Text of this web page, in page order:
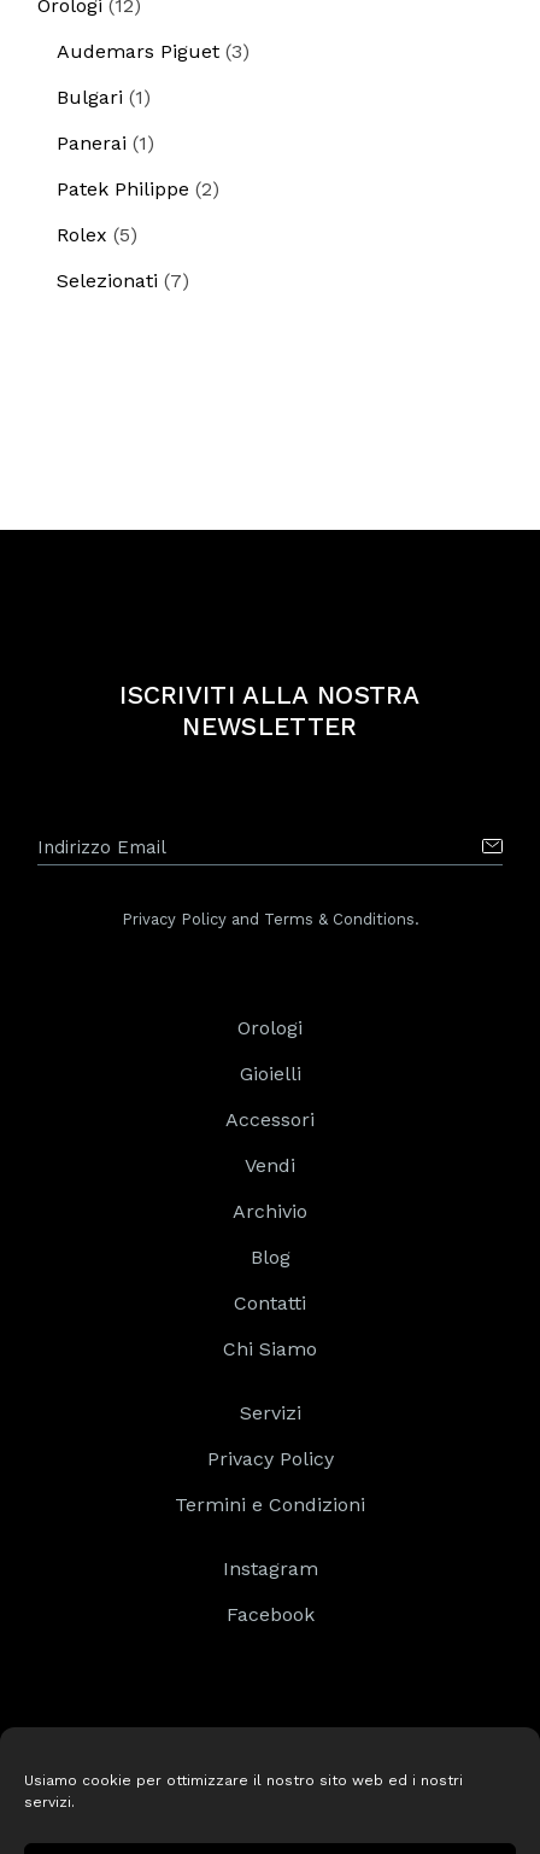
Usiamo cookie per ottimizzare il nostro sito web ed i nostri
servizi.
Orologi
12
prodotti
Audemars Piguet 33
prodotti
Bulgari
11
prodotto
Panerai
11
prodotto
Patek Philippe 22
prodotti
Rolex
55
prodotti
Selezionati
77
prodotti
ISCRIVITI ALLA NOSTRA
NEWSLETTER
Privacy Policy and Terms & Conditions.
Orologi
Gioielli
Accessori
Vendi
Archivio
Blog
Contatti
Chi Siamo
Servizi
Privacy Policy
Termini e Condizioni
Instagram
Facebook